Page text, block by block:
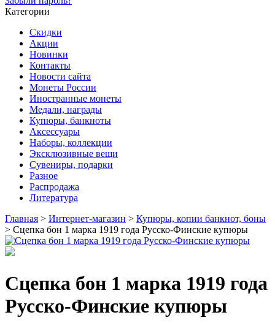
Категории
Скидки
Акции
Новинки
Контакты
Новости сайта
Монеты России
Иностранные монеты
Медали, награды
Купюры, банкноты
Аксессуары
Наборы, коллекции
Эксклюзивные вещи
Сувениры, подарки
Разное
Распродажа
Литература
Главная > Интернет-магазин > Купюры, копии банкнот, боны
> Сцепка бон 1 марка 1919 года Русско-Финские купюры
Сцепка бон 1 марка 1919 года
Русско-Финские купюры